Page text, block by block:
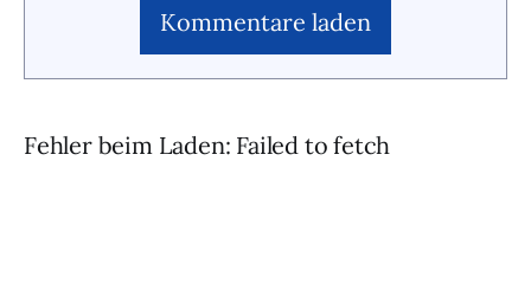
Kommentare laden
Fehler beim Laden: Failed to fetch